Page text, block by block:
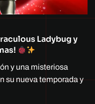
Ladybug y
y una misteriosa
su nueva temporada y